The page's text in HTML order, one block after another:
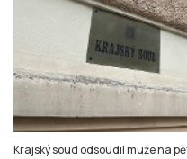
Krajský soud odsoudil muže na